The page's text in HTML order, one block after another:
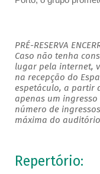
PRÉ-RESERVA
Caso não tenha
lugar pela internet,
na recepção do
espetáculo, a partir
apenas um
número de
máxima do
Repertório: